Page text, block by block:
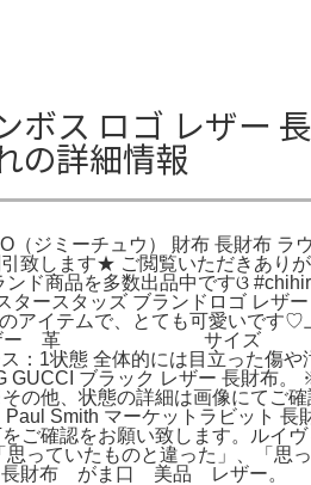
ボス ロゴ レザー
の詳細情報
ジミーチュウ） 財布 長財布 ラ
します★ ご閲覧いただきあり
ド商品を多数出品中ですଓ
ースタッズ ブランドロゴ レザ
イテムで、とても可愛いです
サックス 素材 レザー
立った傷や汚れも少な
ブラック レザー 長財布。
、状態の詳細は画像にてご確
Smith マーケットラビット
ご確認をお願い致します。ルイ
っていたものと違った」、「思
長財布 がま口 美品 レザー。